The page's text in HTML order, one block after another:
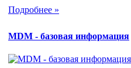
Подробнее »
MDM - базовая информация